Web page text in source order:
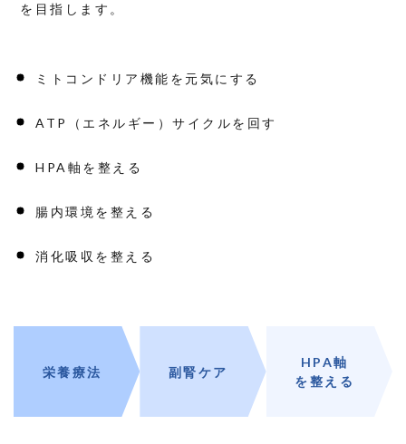
を目指します。
ミトコンドリア機能を元気にする
ATP（エネルギー）サイクルを回す
HPA軸を整える
腸内環境を整える
消化吸収を整える
栄養療法 副腎ケア
HPA軸
を整える